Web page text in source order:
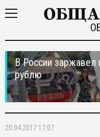
В России
рублю
20.04.2017 17:07